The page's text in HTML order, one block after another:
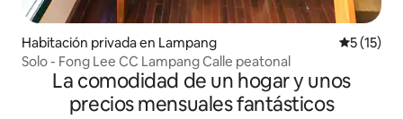
Habitación privada en Lampang
5 (15)
Solo - Fong Lee CC Lampang Calle peatonal
La comodidad de un hogar y unos
precios mensuales fantásticos